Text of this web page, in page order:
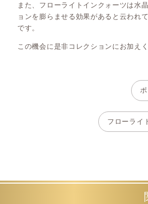
また、フローライトインクォーツは水
ョンを膨らませる効果があると云われ
です。
この機会に是非コレクションにお加え
フローライ